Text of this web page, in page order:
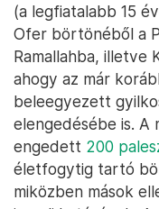
(a legfiatalabb 15
Ofer börtönéből a
Ramallahba, illetve
ahogy az már
beleegyezett
elengedésébe is. A
engedett 200
életfogytig tartó
miközben mások